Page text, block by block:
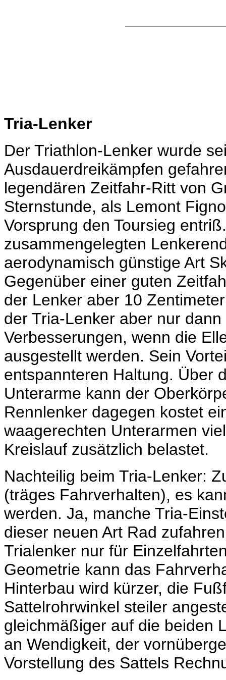
Tria-Lenker
Der Triathlon-Lenker wurde
Ausdauerdreikämpfen
legendären Zeitfahr-Ritt von
Sternstunde, als Lemont
Vorsprung den Toursieg
zusammengelegten
aerodynamisch günstige Art
Gegenüber einer guten
der Lenker aber 10
der Tria-Lenker aber nur
Verbesserungen, wenn die
ausgestellt werden. Sein
entspannteren Haltung. Über
Unterarme kann der
Rennlenker dagegen kostet
waagerechten Unterarmen
Kreislauf zusätzlich belastet.
Nachteilig beim Tria-Lenker:
(träges Fahrverhalten), es
werden. Ja, manche Tria-
dieser neuen Art Rad
Trialenker nur für
Geometrie kann das
Hinterbau wird kürzer, die
Sattelrohrwinkel steiler
gleichmäßiger auf die beiden
an Wendigkeit, der
Vorstellung des Sattels